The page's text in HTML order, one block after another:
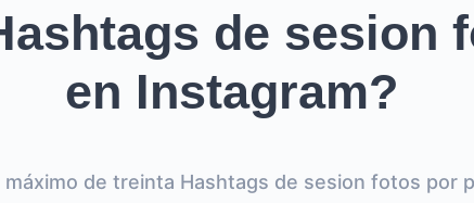
de sesion
en Instagram?
de treinta Hashtags de sesion fotos por